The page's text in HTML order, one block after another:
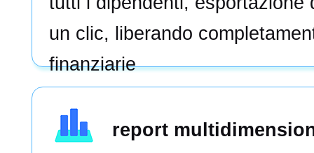
un clic, liberando
finanziarie
report